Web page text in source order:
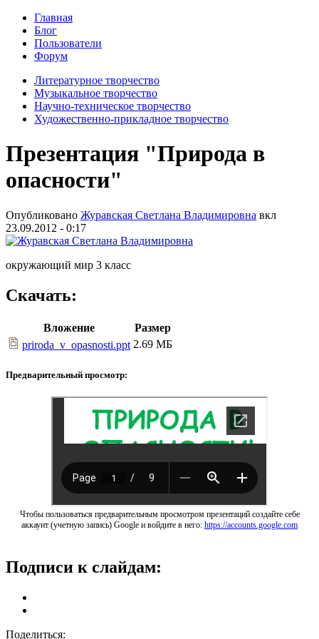
Главная
Блог
Пользователи
Форум
Литературное творчество
Музыкальное творчество
Научно-техническое творчество
Художественно-прикладное творчество
Презентация "Природа в
опасности"
Опубликовано Журавская Светлана Владимировна вкл
23.09.2012 - 0:17
окружающий мир 3 класс
Скачать:
Вложение
Размер
priroda_v_opasnosti.ppt 2.69 МБ
Предварительный просмотр:
Чтобы пользоваться предварительным просмотром презентаций создайте себе
аккаунт (учетную запись) Google и войдите в него: https://accounts.google.com
Подписи к слайдам:
Поделиться: